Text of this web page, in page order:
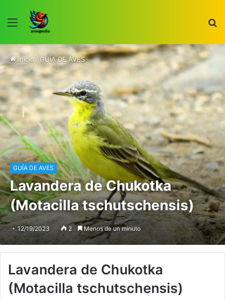
Menú
Inicio/GUÍA DE AVES
GUÍA DE AVES
Lavandera de Chukotka
(Motacilla tschutschensis)
12/19/2023 2 Menos de un minuto
Lavandera de Chukotka
(Motacilla tschutschensis)